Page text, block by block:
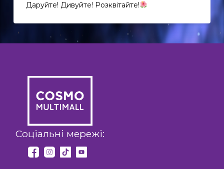
Даруйте! Дивуйте! Розквітайте!
Соціальні мережі:
EN
UK